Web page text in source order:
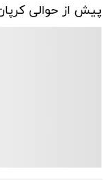
پیش از حوالی